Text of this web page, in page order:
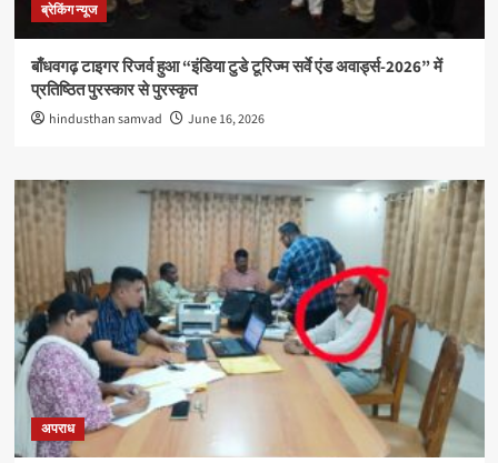
ब्रेकिंग न्यूज
बाँधवगढ़ टाइगर रिजर्व हुआ “इंडिया टुडे टूरिज्म सर्वे एंड अवार्ड्स-2026” में
प्रतिष्ठित पुरस्कार से पुरस्कृत
hindusthan samvad June 16, 2026
अपराध